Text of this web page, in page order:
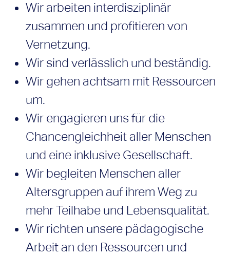
Wir arbeiten interdisziplinär
zusammen und profitieren von
Vernetzung.
Wir sind verlässlich und beständig.
Wir gehen achtsam mit Ressourcen
um.
Wir engagieren uns für die
Chancengleichheit aller Menschen
und eine inklusive Gesellschaft.
Wir begleiten Menschen aller
Altersgruppen auf ihrem Weg zu
mehr Teilhabe und Lebensqualität.
Wir richten unsere pädagogische
Arbeit an den Ressourcen und